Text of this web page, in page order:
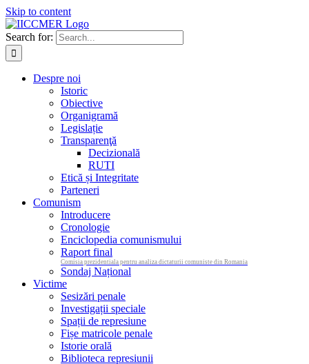
Skip to content
Search for:
Despre noi
Istoric
Obiective
Organigramă
Legislație
Transparenţă
Decizională
RUTI
Etică și Integritate
Parteneri
Comunism
Introducere
Cronologie
Enciclopedia comunismului
Raport final
Comisia prezidentiala pentru analiza dictaturii comuniste din Romania
Sondaj Național
Victime
Sesizări penale
Investigații speciale
Spații de represiune
Fișe matricole penale
Istorie orală
Biblioteca represiunii